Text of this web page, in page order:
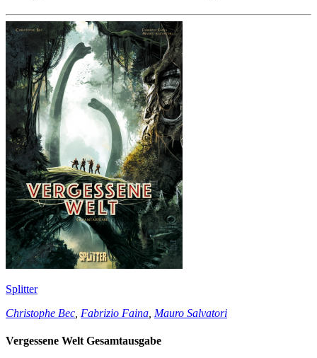
Splitter
Christophe Bec Fabrizio Faina Mauro Salvatori
Vergessene Welt Gesamtausgabe